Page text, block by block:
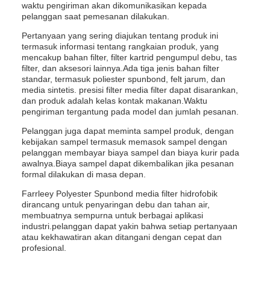
waktu pengiriman akan dikomunikasikan kepada
pelanggan saat pemesanan dilakukan.
Pertanyaan yang sering diajukan tentang produk ini
termasuk informasi tentang rangkaian produk, yang
mencakup bahan filter, filter kartrid pengumpul debu, tas
filter, dan aksesori lainnya.Ada tiga jenis bahan filter
standar, termasuk poliester spunbond, felt jarum, dan
media sintetis. presisi filter media filter dapat disarankan,
dan produk adalah kelas kontak makanan.Waktu
pengiriman tergantung pada model dan jumlah pesanan.
Pelanggan juga dapat meminta sampel produk, dengan
kebijakan sampel termasuk memasok sampel dengan
pelanggan membayar biaya sampel dan biaya kurir pada
awalnya.Biaya sampel dapat dikembalikan jika pesanan
formal dilakukan di masa depan.
Farrleey Polyester Spunbond media filter hidrofobik
dirancang untuk penyaringan debu dan tahan air,
membuatnya sempurna untuk berbagai aplikasi
industri.pelanggan dapat yakin bahwa setiap pertanyaan
atau kekhawatiran akan ditangani dengan cepat dan
profesional.